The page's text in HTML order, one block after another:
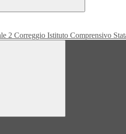
Istituto Comprensivo